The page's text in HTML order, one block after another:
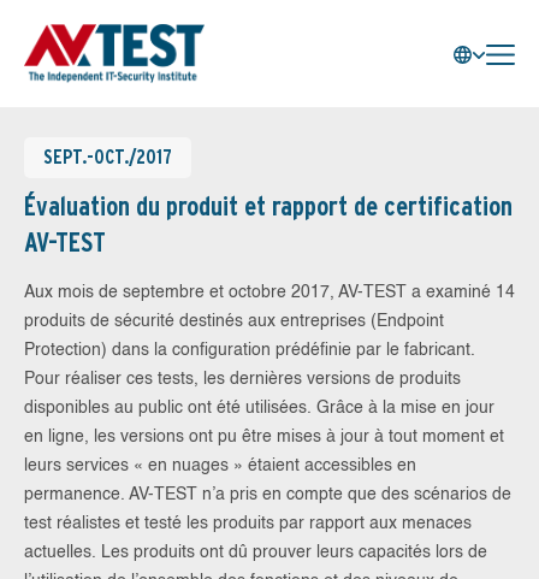
SEPT.-OCT./2017
Évaluation du produit et rapport de certification
AV-TEST
Aux mois de septembre et octobre 2017, AV-TEST a examiné 14
produits de sécurité destinés aux entreprises (Endpoint
Protection) dans la configuration prédéfinie par le fabricant.
Pour réaliser ces tests, les dernières versions de produits
disponibles au public ont été utilisées. Grâce à la mise en jour
en ligne, les versions ont pu être mises à jour à tout moment et
leurs services « en nuages » étaient accessibles en
permanence. AV-TEST n’a pris en compte que des scénarios de
test réalistes et testé les produits par rapport aux menaces
actuelles. Les produits ont dû prouver leurs capacités lors de